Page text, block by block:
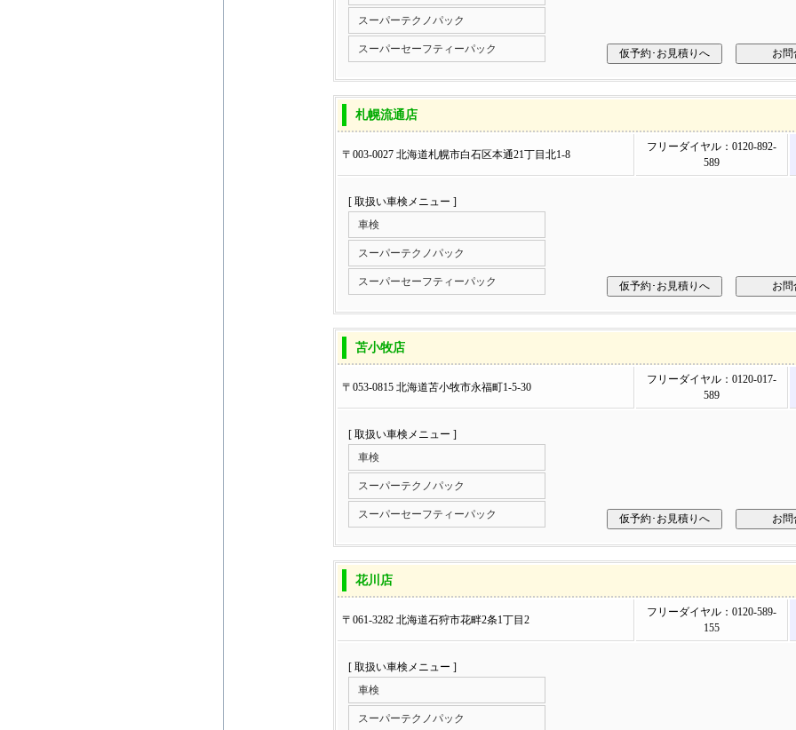
スーパーテクノパック
スーパーセーフティーパック
札幌流通店
〒003-0027 北海道札幌市白石区本通21丁目北1-8
フリーダイヤル：0120-892-
589
[ 取扱い車検メニュー ]
車検
スーパーテクノパック
スーパーセーフティーパック
苫小牧店
〒053-0815 北海道苫小牧市永福町1-5-30
フリーダイヤル：0120-017-
589
[ 取扱い車検メニュー ]
車検
スーパーテクノパック
スーパーセーフティーパック
花川店
〒061-3282 北海道石狩市花畔2条1丁目2
フリーダイヤル：0120-589-
155
[ 取扱い車検メニュー ]
車検
スーパーテクノパック